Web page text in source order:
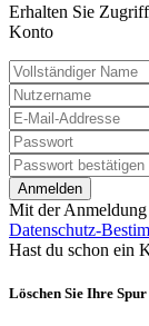
Erhalten Sie
Konto
Anmelden
Mit der Anmeldung
Datenschutz-
Hast du schon ein
Löschen Sie Ihre Spur